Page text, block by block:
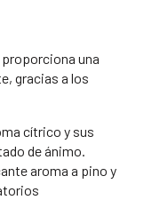
una
gracias a los
cítrico y sus
de ánimo.
aroma a pino y